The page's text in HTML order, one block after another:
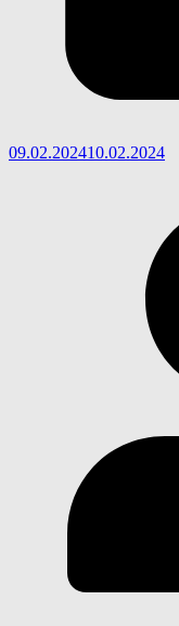
09.02.202410.02.2024